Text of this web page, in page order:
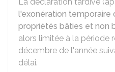
l'exonération temporaire
propriétés bâties et non
alors limitée à la période
décembre de l'année
délai.